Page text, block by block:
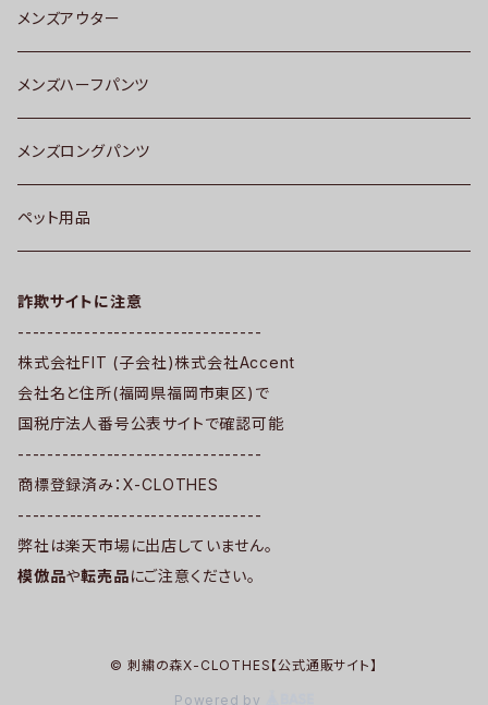
メンズアウター
メンズハーフパンツ
メンズロングパンツ
ペット用品
詐欺サイトに注意
---------------------------------
株式会社FIT (子会社)株式会社Accent
会社名と住所(福岡県福岡市東区)で
国税庁法人番号公表サイトで確認可能
---------------------------------
商標登録済み：X-CLOTHES
---------------------------------
弊社は楽天市場に出店していません。
模倣品や転売品にご注意ください。
© 刺繍の森X-CLOTHES【公式通販サイト】
Powered by